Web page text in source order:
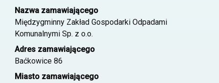
Nazwa zamawiającego
Międzygminny Zakład Gospodarki Odpadami
Komunalnymi Sp. z o.o.
Adres zamawiającego
Baćkowice 86
Miasto zamawiającego